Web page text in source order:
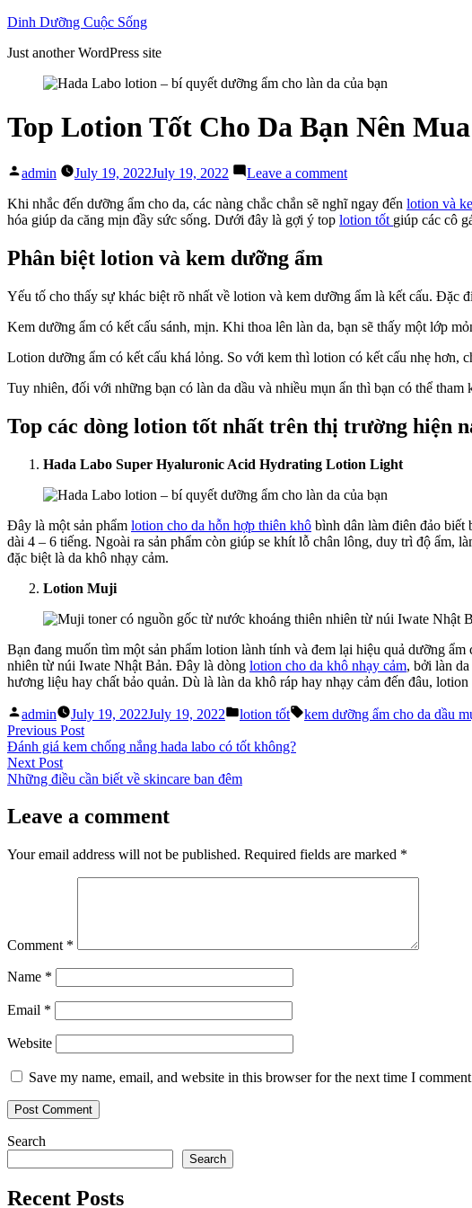
Skip
content
Dinh Dưỡng Cuộc Sống
Just another WordPress site
Top Lotion Tốt Cho Da Bạn Nên
Posted
admin July 19, 2022July 19, 2022 Leave a commenton
Lotion
Tốt
Mua
Khi nhắc đến dưỡng ẩm cho da, các nàng chắc chắn sẽ nghĩ ngay đến lotion và
hóa giúp da căng mịn đầy sức sống. Dưới đây là gợi ý top lotion tốt giúp các cô
Phân biệt lotion và kem dưỡng ẩm
Yếu tố cho thấy sự khác biệt rõ nhất về lotion và kem dưỡng ẩm là kết cấu. Đặc
Kem dưỡng ẩm có kết cấu sánh, mịn. Khi thoa lên làn da, bạn sẽ thấy một lớp
Lotion dưỡng ẩm có kết cấu khá lỏng. So với kem thì lotion có kết cấu nhẹ hơn,
Tuy nhiên, đối với những bạn có làn da dầu và nhiều mụn ẩn thì bạn có thể tham
Top các dòng lotion tốt nhất trên thị trường hiện
Hada Labo Super Hyaluronic Acid Hydrating Lotion Light
Đây là một sản phẩm lotion cho da hỗn hợp thiên khô bình dân làm điên đảo biết
dài 4 – 6 tiếng. Ngoài ra sản phẩm còn giúp se khít lỗ chân lông, duy trì độ
đặc biệt là da khô nhạy cảm.
Lotion Muji
Bạn đang muốn tìm một sản phẩm lotion lành tính và đem lại hiệu quả dưỡng
nhiên từ núi Iwate Nhật Bản. Đây là dòng lotion cho da khô nhạy cảm, bởi làn
hương liệu hay chất bảo quản. Dù là làn da khô ráp hay nhạy cảm đến đâu,
Posted
by
admin July 19, 2022July 19, 2022
Posted
lotion tốt Tags:
kem dưỡng ẩm cho da dầu
Post
navigation
Previous PostPrevious
post:
Đánh giá kem chống nắng hada labo có tốt không?
Next PostNext
post:
Những điều cần biết về skincare ban đêm
Leave a comment
Your email address will not be published. Required fields are marked *
Comment *
Name *
Email *
Website
Save my name, email, and website in this browser for the next time I
Search
Search
Recent Posts